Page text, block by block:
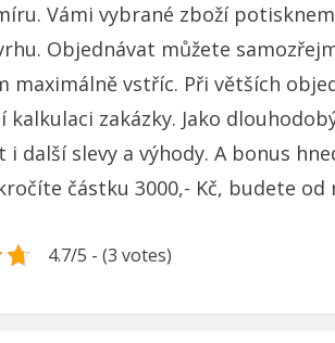
Vámi vybrané zboží
Objednávat můžete
maximálně vstříc. Při větších
kalkulaci zakázky. Jako
i další slevy a výhody. A bonus
částku 3000,- Kč, budete
4.7/5 - (3 votes)